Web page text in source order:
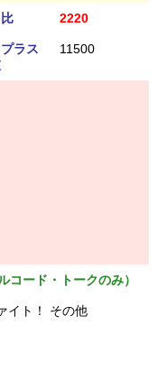
2220
ラス
11500
コード・トークのみ）
イト！ その他